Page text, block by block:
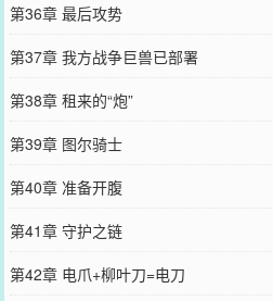
第36章 最后攻势
第37章 我方战争巨兽已部署
第38章 租来的“炮”
第39章 图尔骑士
第40章 准备开腹
第41章 守护之链
第42章 电爪+柳叶刀=电刀